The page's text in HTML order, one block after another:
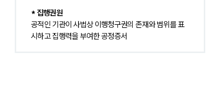
* 집행권원
공적인 기관이 사법상 이행청구권의 존재와 범위를 표
시하고 집행력을 부여한 공정증서